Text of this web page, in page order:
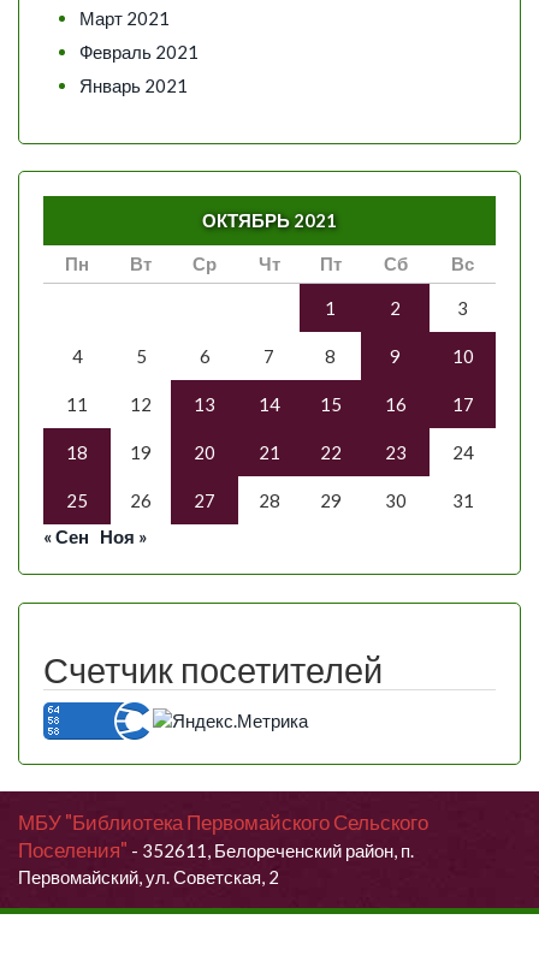
Март 2021
Февраль 2021
Январь 2021
ОКТЯБРЬ 2021
Пн
Вт Ср Чт Пт Сб Вс
1 2 3
4 5 6 7 8 9 10
11 12 13 14 15 16 17
18 19 20 21 22 23 24
25 26 27 28 29 30
31
« Сен
Ноя »
Счетчик посетителей
МБУ "Библиотека Первомайского Сельского
Поселения" - 352611, Белореченский район, п.
Первомайский, ул. Советская, 2